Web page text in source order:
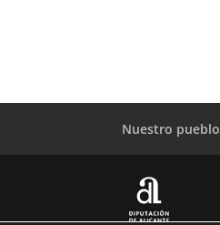
Nuestro pueblo